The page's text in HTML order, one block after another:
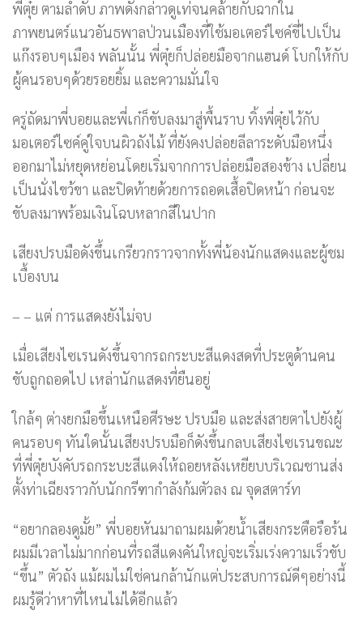
พี่ตุ๋ย ตามลำดับ ภาพดังกล่าวดูเท่จนคล้ายกับฉากใน
ภาพยนตร์แนวอันธพาลป่วนเมืองที่ใช้มอเตอร์ไซค์ขี่ไปเป็น
แก๊งรอบๆเมือง พลันนั้น พี่ตุ๋ยก็ปล่อยมือจากแฮนด์ โบกให้กับ
ผู้คนรอบๆด้วยรอยยิ้ม และความมั่นใจ
ครู่ถัดมาพี่บอยและพี่เก๋ก็ขับลงมาสู่พื้นราบ ทิ้งพี่ตุ๋ยไว้กับ
มอเตอร์ไซค์คู่ใจบนผิวถังไม้ ที่ยังคงปล่อยลีลาระดับมือหนึ่ง
ออกมาไม่หยุดหย่อนโดยเริ่มจากการปล่อยมือสองข้าง เปลี่ยน
เป็นนั่งไขว้ขา และปิดท้ายด้วยการถอดเสื้อปิดหน้า ก่อนจะ
ขับลงมาพร้อมเงินโฉบหลากสีในปาก
เสียงปรบมือดังขึ้นเกรียวกราวจากทั้งพี่น้องนักแสดงและผู้ชม
เบื้องบน
– – แต่ การแสดงยังไม่จบ
เมื่อเสียงไซเรนดังขึ้นจากรถกระบะสีแดงสดที่ประตูด้านคน
ขับถูกถอดไป เหล่านักแสดงที่ยืนอยู่
ใกล้ๆ ต่างยกมือขึ้นเหนือศีรษะ ปรบมือ และส่งสายตาไปยังผู้
คนรอบๆ ทันใดนั้นเสียงปรบมือก็ดังขึ้นกลบเสียงไซเรนขณะ
ที่พี่ตุ๋ยบังคับรถกระบะสีแดงให้ถอยหลังเหยียบบริเวณชานส่ง
ตั้งท่าเฉียงราวกับนักกรีฑากำลังก้มตัวลง ณ จุดสตาร์ท
“อยากลองดูมั้ย” พี่บอยหันมาถามผมด้วยน้ำเสียงกระตือรือร้น
ผมมีเวลาไม่มากก่อนที่รถสีแดงคันใหญ่จะเริ่มเร่งความเร็วขับ
“ขึ้น” ตัวถัง แม้ผมไม่ใช่คนกล้านักแต่ประสบการณ์ดีๆอย่างนี้
ผมรู้ดีว่าหาที่ไหนไม่ได้อีกแล้ว